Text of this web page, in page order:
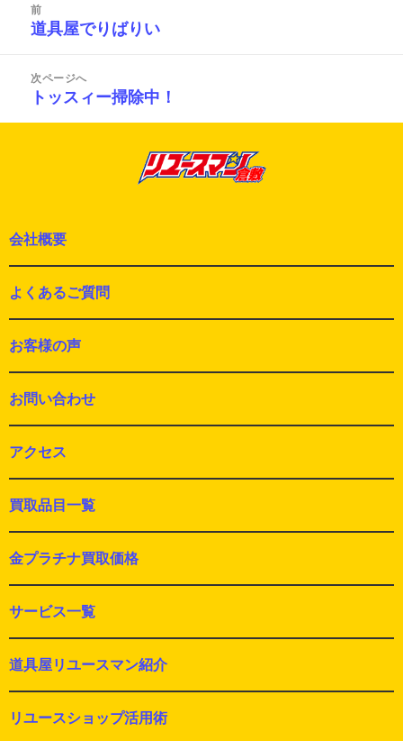
前
前
投
稿:
道具屋でりばりい
次ページへ
次
の
トッスィー掃除中！
会社概要
よくあるご質問
お客様の声
お問い合わせ
アクセス
買取品目一覧
金プラチナ買取価格
サービス一覧
道具屋リユースマン紹介
リユースショップ活用術